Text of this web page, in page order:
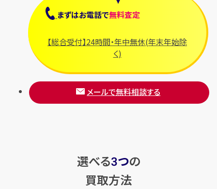
まずはお電話で無料査定
【総合受付】24時間・年中無休(年末年始除
く)
メールで無料相談する
選べる3つの
買取方法